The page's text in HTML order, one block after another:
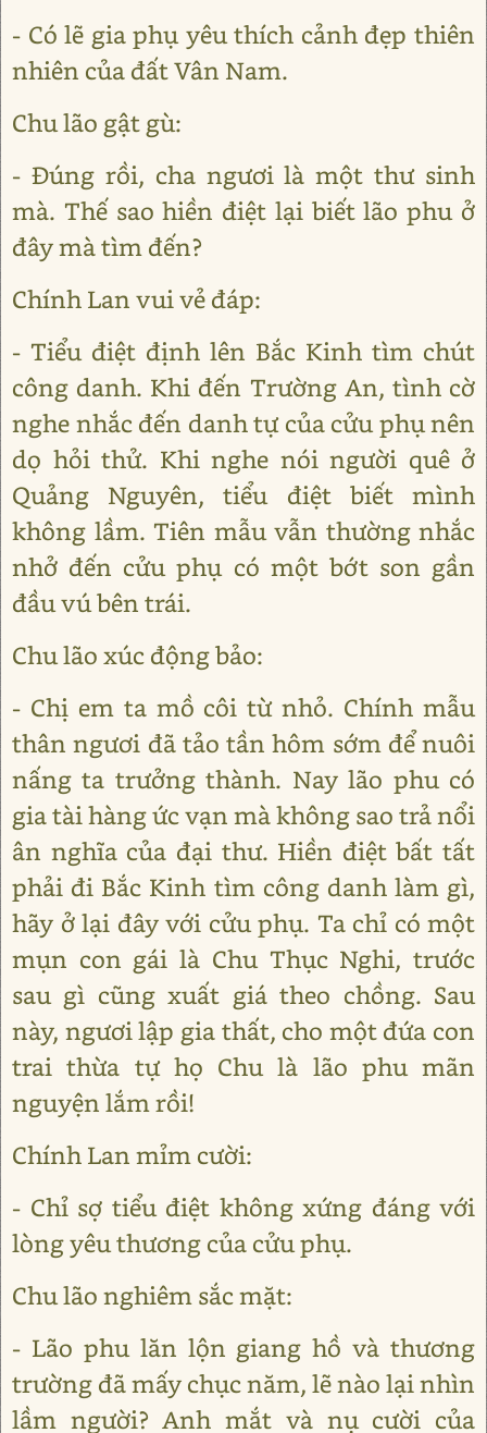
- Có lẽ gia phụ yêu thích cảnh đẹp thiên
nhiên của đất Vân Nam.
Chu lão gật gù:
- Đúng rồi, cha ngươi là một thư sinh
mà. Thế sao hiền điệt lại biết lão phu ở
đây mà tìm đến?
Chính Lan vui vẻ đáp:
- Tiểu điệt định lên Bắc Kinh tìm chút
công danh. Khi đến Trường An, tình cờ
nghe nhắc đến danh tự của cửu phụ nên
dọ hỏi thử. Khi nghe nói người quê ở
Quảng Nguyên, tiểu điệt biết mình
không lầm. Tiên mẫu vẫn thường nhắc
nhở đến cửu phụ có một bớt son gần
đầu vú bên trái.
Chu lão xúc động bảo:
- Chị em ta mồ côi từ nhỏ. Chính mẫu
thân ngươi đã tảo tần hôm sớm để nuôi
nấng ta trưởng thành. Nay lão phu có
gia tài hàng ức vạn mà không sao trả nổi
ân nghĩa của đại thư. Hiền điệt bất tất
phải đi Bắc Kinh tìm công danh làm gì,
hãy ở lại đây với cửu phụ. Ta chỉ có một
mụn con gái là Chu Thục Nghi, trước
sau gì cũng xuất giá theo chồng. Sau
này, ngươi lập gia thất, cho một đứa con
trai thừa tự họ Chu là lão phu mãn
nguyện lắm rồi!
Chính Lan mỉm cười:
- Chỉ sợ tiểu điệt không xứng đáng với
lòng yêu thương của cửu phụ.
Chu lão nghiêm sắc mặt:
- Lão phu lăn lộn giang hồ và thương
trường đã mấy chục năm, lẽ nào lại nhìn
lầm người? Anh mắt và nụ cười của